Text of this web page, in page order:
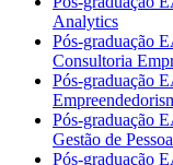
Analytics
Pós-graduação
Consultoria
Pós-graduação
Pós-graduação
Gestão de
Pós-graduação